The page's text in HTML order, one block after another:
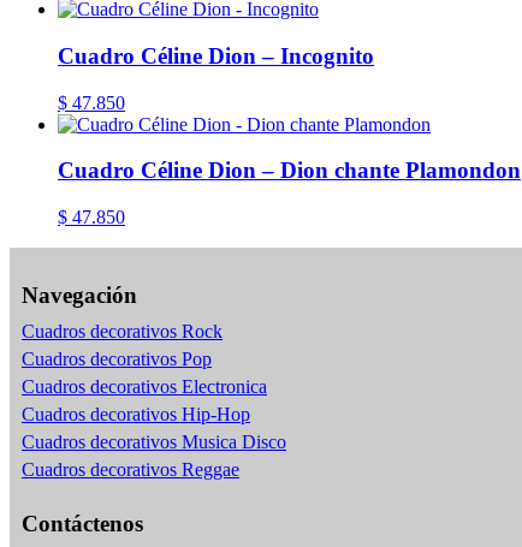
Cuadro Céline Dion – Incognito
$ 47.850
Cuadro Céline Dion – Dion chante Plamondon
$ 47.850
Navegación
Cuadros decorativos Rock
Cuadros decorativos Pop
Cuadros decorativos Electronica
Cuadros decorativos Hip-Hop
Cuadros decorativos Musica Disco
Cuadros decorativos Reggae
Contáctenos